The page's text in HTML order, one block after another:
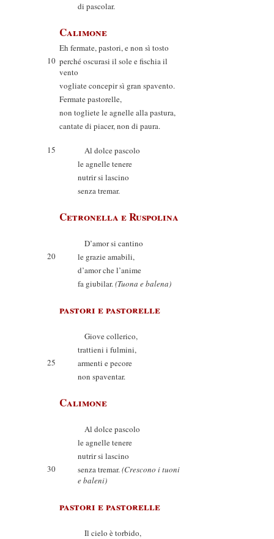
di pascolar.
Calimone
Eh fermate, pastori, e non sì tosto
10 perché oscurasi il sole e fischia il
vento
vogliate concepir sì gran spavento.
Fermate pastorelle,
non togliete le agnelle alla pastura,
cantate di piacer, non di paura.
15
Al dolce pascolo
le agnelle tenere
nutrir si lascino
senza tremar.
Cetronella e Ruspolina
D’amor si cantino
20
le grazie amabili,
d’amor che l’anime
fa giubilar.(Tuona e balena)
pastori e pastorelle
Giove collerico,
trattieni i fulmini,
25
armenti e pecore
non spaventar.
Calimone
Al dolce pascolo
le agnelle tenere
nutrir si lascino
30
senza tremar.(Crescono i tuoni
e baleni)
pastori e pastorelle
Il cielo è torbido,